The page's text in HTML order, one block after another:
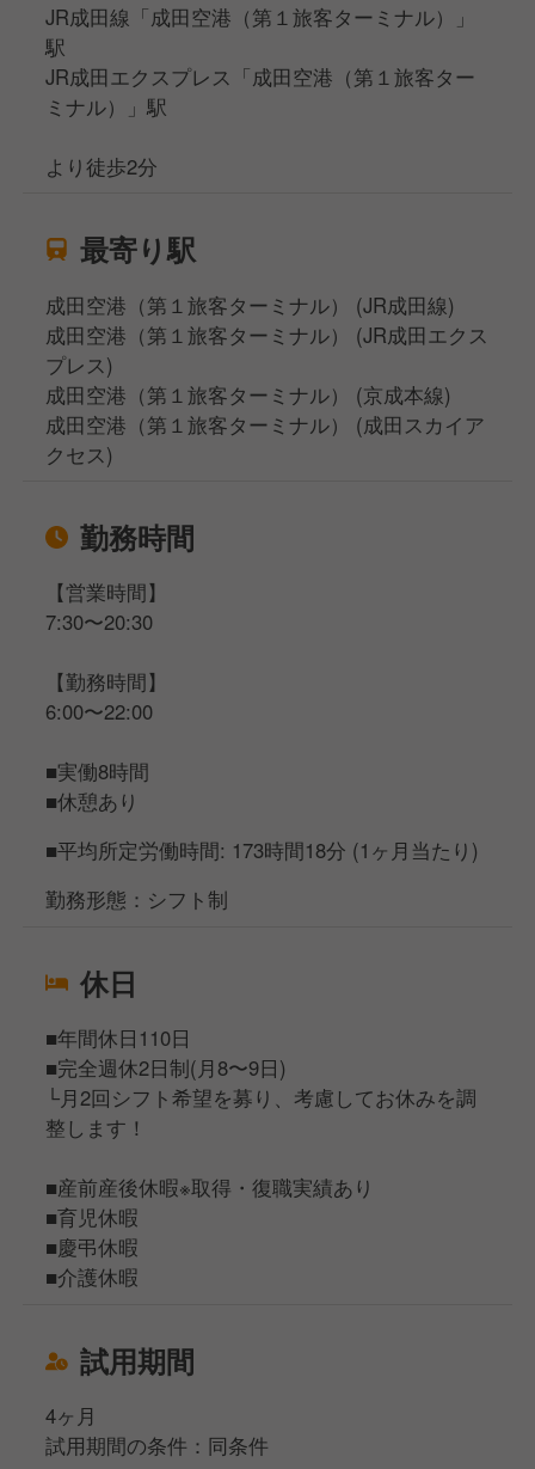
JR成田線「成田空港（第１旅客ターミナル）」
駅
JR成田エクスプレス「成田空港（第１旅客ター
ミナル）」駅
より徒歩2分
最寄り駅
成田空港（第１旅客ターミナル） (JR成田線)
成田空港（第１旅客ターミナル） (JR成田エクス
プレス)
成田空港（第１旅客ターミナル） (京成本線)
成田空港（第１旅客ターミナル） (成田スカイア
クセス)
勤務時間
【営業時間】
7:30〜20:30
【勤務時間】
6:00〜22:00
■実働8時間
■休憩あり
■平均所定労働時間: 173時間18分 (1ヶ月当たり)
勤務形態：シフト制
休日
■年間休日110日
■完全週休2日制(月8〜9日)
└月2回シフト希望を募り、考慮してお休みを調
整します！
■産前産後休暇※取得・復職実績あり
■育児休暇
■慶弔休暇
■介護休暇
試用期間
4ヶ月
試用期間の条件：同条件